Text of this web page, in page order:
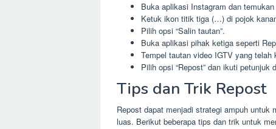
Buka aplikasi Instagram dan
Ketuk ikon titik tiga (…) di pojok
Pilih opsi “Salin tautan”.
Buka aplikasi pihak ketiga seperti
Tempel tautan video IGTV yang telah
Pilih opsi “Repost” dan ikuti petunjuk
Tips dan Trik Repost
Repost dapat menjadi strategi ampuh untuk
luas. Berikut beberapa tips dan trik untuk